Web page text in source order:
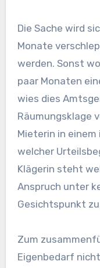
Die Sache wird
Monate
werden. Sonst
paar Monaten
wies dies
Räumungsklage
Mieterin in
welcher
Klägerin steht
Anspruch unter
Gesichtspunkt
Zum
Eigenbedarf